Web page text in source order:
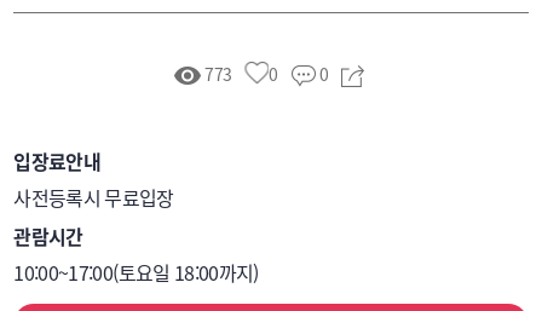
773 0 0
입장료안내
사전등록시 무료입장
관람시간
10:00~17:00(토요일 18:00까지)